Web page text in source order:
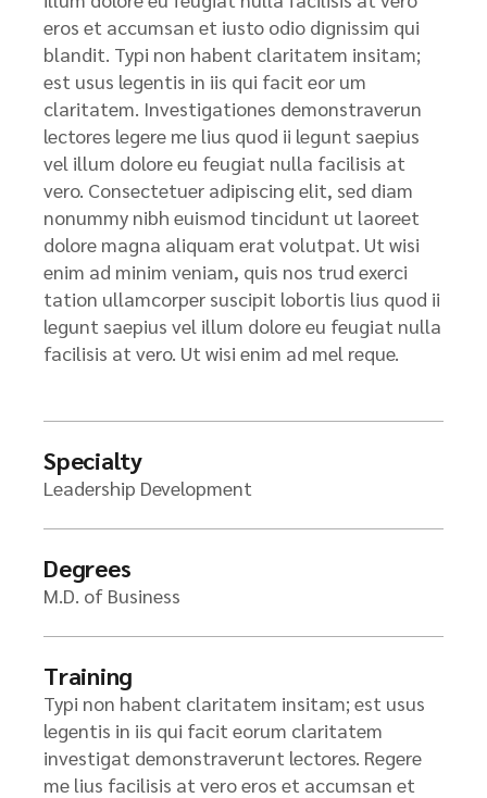
eros et accumsan et iusto odio dignissim qui
blandit. Typi non habent claritatem insitam;
est usus legentis in iis qui facit eor um
claritatem. Investigationes demonstraverun
lectores legere me lius quod ii legunt saepius
vel illum dolore eu feugiat nulla facilisis at
vero. Consectetuer adipiscing elit, sed diam
nonummy nibh euismod tincidunt ut laoreet
dolore magna aliquam erat volutpat. Ut wisi
enim ad minim veniam, quis nos trud exerci
tation ullamcorper suscipit lobortis lius quod ii
legunt saepius vel illum dolore eu feugiat nulla
facilisis at vero. Ut wisi enim ad mel reque.
Specialty
Leadership Development
Degrees
M.D. of Business
Training
Typi non habent claritatem insitam; est usus
legentis in iis qui facit eorum claritatem
investigat demonstraverunt lectores. Regere
me lius facilisis at vero eros et accumsan et